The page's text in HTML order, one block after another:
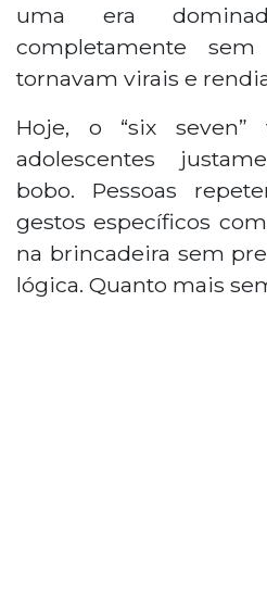
uma era
completamente
tornavam virais e
Hoje, o “six
adolescentes
bobo. Pessoas
gestos específicos
na brincadeira sem
lógica. Quanto mais